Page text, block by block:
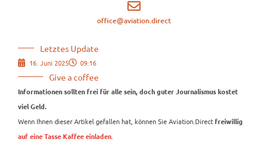
office@aviation.direct
Letztes Update
16. Juni 2025 09:16
Give a coffee
Informationen sollten frei für alle sein, doch guter Journalismus kostet
viel Geld.
Wenn Ihnen dieser Artikel gefallen hat, können Sie Aviation.Direct freiwillig
auf eine Tasse Kaffee einladen